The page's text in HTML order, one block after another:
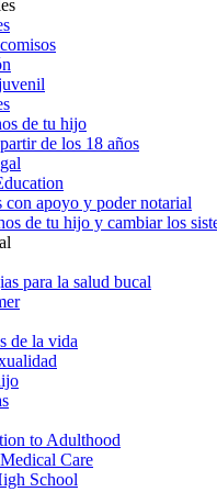
de tu hijo
de los 18 años
con apoyo y poder notarial
de tu hijo y cambiar los
para la salud bucal
de la vida
to Adulthood
Care
School